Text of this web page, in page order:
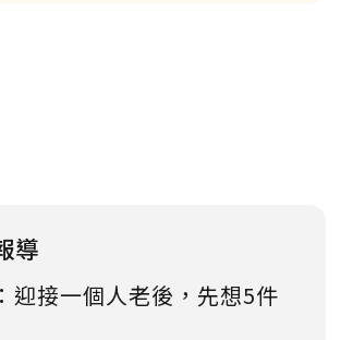
導
迎接一個人老後，先想5件